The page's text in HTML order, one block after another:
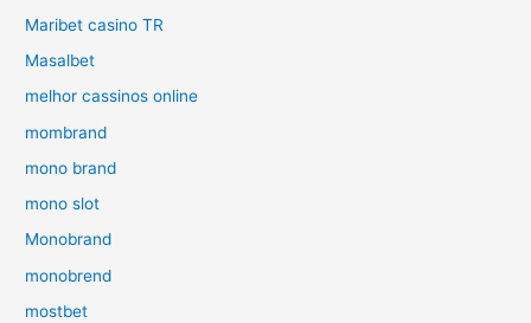
Maribet casino TR
Masalbet
melhor cassinos online
mombrand
mono brand
mono slot
Monobrand
monobrend
mostbet